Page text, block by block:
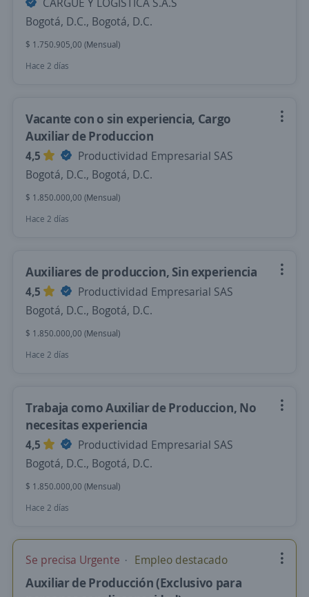
Bogotá, D.C., Bogotá, D.C.
$ 1.750.905,00 (Mensual)
Hace 2 días
Vacante con o sin experiencia, Cargo
Auxiliar de Produccion
4,5
Productividad Empresarial SAS
Bogotá, D.C., Bogotá, D.C.
$ 1.850.000,00 (Mensual)
Hace 2 días
Auxiliares de produccion, Sin experiencia
4,5
Productividad Empresarial SAS
Bogotá, D.C., Bogotá, D.C.
$ 1.850.000,00 (Mensual)
Hace 2 días
Trabaja como Auxiliar de Produccion, No
necesitas experiencia
4,5
Productividad Empresarial SAS
Bogotá, D.C., Bogotá, D.C.
$ 1.850.000,00 (Mensual)
Hace 2 días
Se precisa Urgente Empleo destacado
Auxiliar de Producción (Exclusivo para